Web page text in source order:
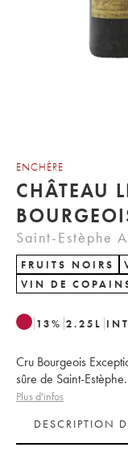
ENCHÈRE
CHÂTEAU
Saint-Estèphe
FRUITS NOIRS
VIN DE
13% 2.25 L
Cru Bourgeois
sûre de Saint-Estèphe.
Plus d'infos
DESCRIPTION